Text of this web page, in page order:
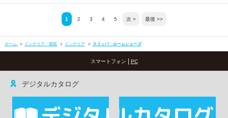
1 2 3 4 5 次 > 最後 >>
ホーム > インテリア・寝装 > インテリア > スリッパ・ルームシューズ
スマートフォン PC
デジタルカタログ